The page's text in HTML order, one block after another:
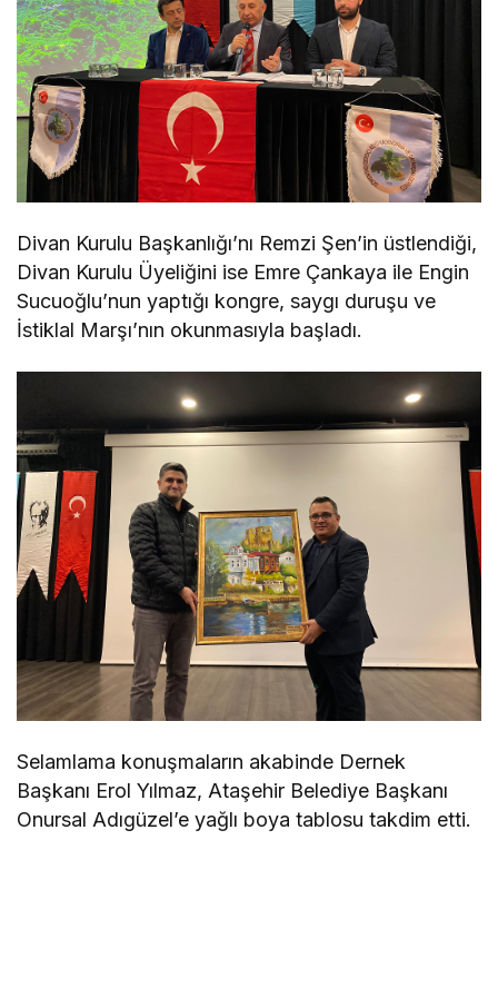
Divan Kurulu Başkanlığı’nı Remzi Şen’in üstlendiği,
Divan Kurulu Üyeliğini ise Emre Çankaya ile Engin
Sucuoğlu’nun yaptığı kongre, saygı duruşu ve
İstiklal Marşı’nın okunmasıyla başladı.
Selamlama konuşmaların akabinde Dernek
Başkanı Erol Yılmaz, Ataşehir Belediye Başkanı
Onursal Adıgüzel’e yağlı boya tablosu takdim etti.